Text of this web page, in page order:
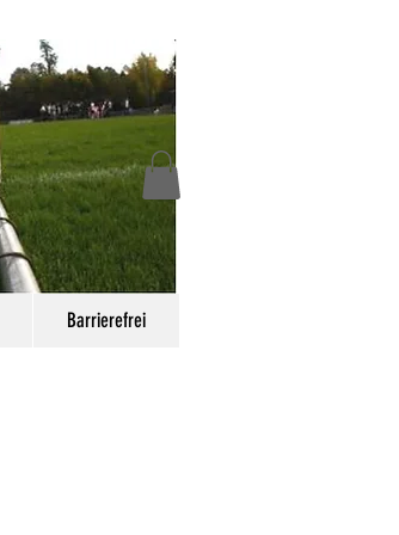
Barrierefrei